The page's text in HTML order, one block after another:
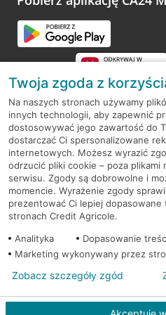
RODO
Regulamin serwisu
Mapa serwisu
PolitykaCookies
© 2026 Credit Agricole Bank Polska
Twoja zgoda z
Na naszych stronach używamy
innych technologii, aby zapewnić
dostosowywać jego zawartość do
dostarczać Ci spersonalizowane
internetowych. Możesz wyrazić
odrzucić pliki cookie – poza
serwisu. Zgody są dobrowolne i
momencie. Wyrażenie zgody
prezentować Ci lepiej
stronach Credit Agricole.
Analityka
Dopasowanie
Marketing wykonywany przez
Zobacz szczegóły zgód